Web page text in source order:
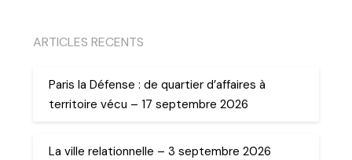
ARTICLES RECENTS
Paris la Défense : de quartier d’affaires à
territoire vécu – 17 septembre 2026
La ville relationnelle – 3 septembre 2026